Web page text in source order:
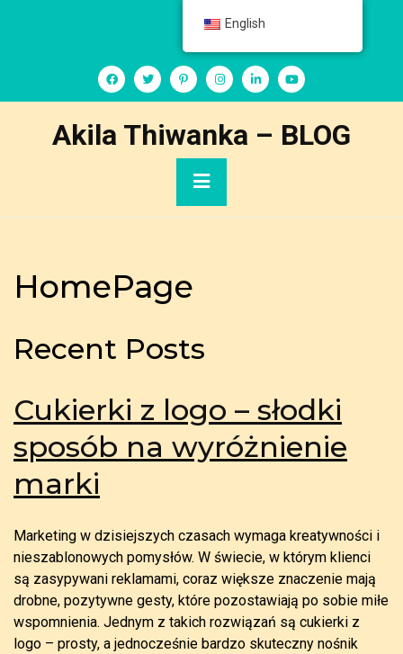
Akila Thiwanka – BLOG
Primary
Menu
English
HomePage
Recent Posts
Cukierki z logo – słodki
sposób na wyróżnienie
marki
Marketing w dzisiejszych czasach wymaga kreatywności i
nieszablonowych pomysłów. W świecie, w którym klienci
są zasypywani reklamami, coraz większe znaczenie mają
drobne, pozytywne gesty, które pozostawiają po sobie miłe
wspomnienia. Jednym z takich rozwiązań są cukierki z
logo – prosty, a jednocześnie bardzo skuteczny nośnik
English